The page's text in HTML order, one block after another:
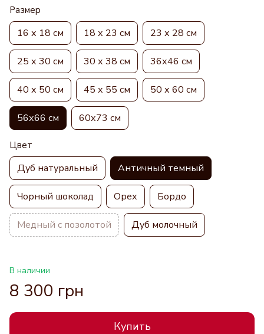
Размер
16 х 18 см 18 х 23 см 23 х 28 см
25 х 30 см 30 х 38 см 36х46 см
40 х 50 см 45 х 55 см 50 х 60 см
56х66 см 60х73 см
Цвет
Дуб натуральный Античный темный
Чорный шоколад Орех Бордо
Медный с позолотой Дуб молочный
В наличии
8 300 грн
Купить